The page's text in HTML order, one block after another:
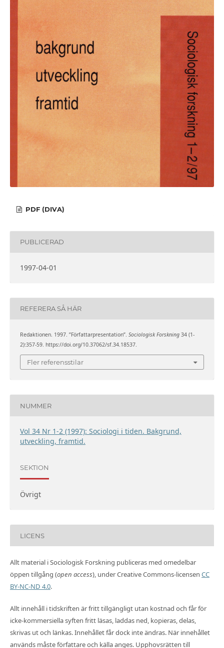
PDF (DIVA)
PUBLICERAD
1997-04-01
REFERERA SÅ HÄR
Redaktionen. 1997. ”Författarpresentation”. Sociologisk Forskning34 (1-
2):357-59. https://doi.org/10.37062/sf.34.18537.
Fler referensstilar
NUMMER
Vol 34 Nr 1-2 (1997): Sociologi i tiden. Bakgrund,
utveckling, framtid.
SEKTION
Övrigt
LICENS
Allt material i Sociologisk Forskning publiceras med omedelbar
öppen tillgång (open access), under Creative Commons-licensen CC
BY-NC-ND 4.0.
Allt innehåll i tidskriften är fritt tillgängligt utan kostnad och får för
icke-kommersiella syften fritt läsas, laddas ned, kopieras, delas,
skrivas ut och länkas. Innehållet får dock inte ändras. När innehållet
används måste författare och källa anges. Upphovsrätten till